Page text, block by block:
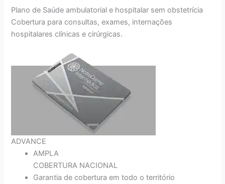
Plano de Saúde ambulatorial e hospitalar sem obstetrícia
Cobertura para consultas, exames, internações
hospitalares clínicas e cirúrgicas.
ADVANCE
AMPLA
COBERTURA NACIONAL
Garantia de cobertura em todo o território